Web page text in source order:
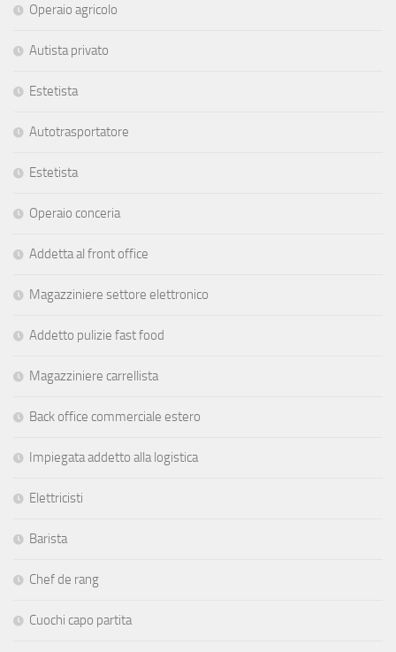
Operaio agricolo
Autista privato
Estetista
Autotrasportatore
Estetista
Operaio conceria
Addetta al front office
Magazziniere settore elettronico
Addetto pulizie fast food
Magazziniere carrellista
Back office commerciale estero
Impiegata addetto alla logistica
Elettricisti
Barista
Chef de rang
Cuochi capo partita